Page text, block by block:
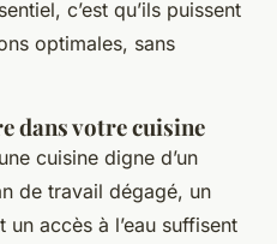
c’est qu’ils puissent
optimales, sans
dans votre cuisine
cuisine digne d’un
de travail dégagé, un
accès à l’eau suffisent